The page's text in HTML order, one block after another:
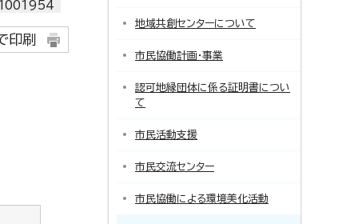
1001954
印刷
地域共創センターについて
市民協働計画・事業
認可地縁団体に係る証明書につい
て
市民活動支援
市民交流センター
市民協働による環境美化活動